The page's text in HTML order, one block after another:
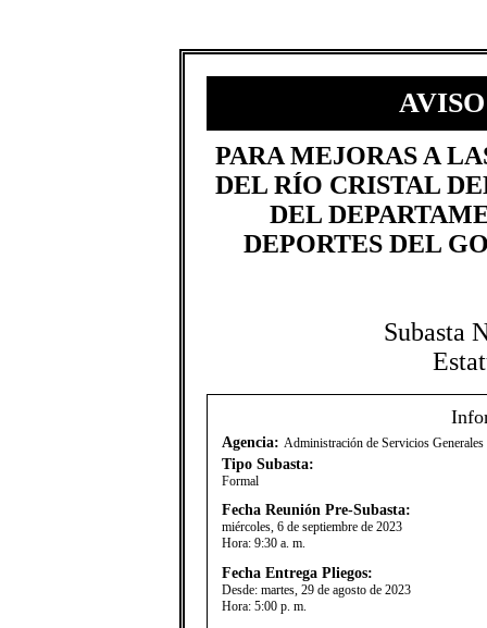
​PARA MEJORAS A
DEL RÍO CRISTAL
DEL
DEPORTES DEL
Subasta
Agencia: Administración de Servicios
Tipo Subasta:
Formal
Fecha Reunión Pre-Subasta:
miércoles, 6 de septiembre de 2023
Hora: 9:30 a. m.
Fecha Entrega Pliegos:
Desde: martes, 29 de agosto de 2023
Hora: 5:00 p. m.